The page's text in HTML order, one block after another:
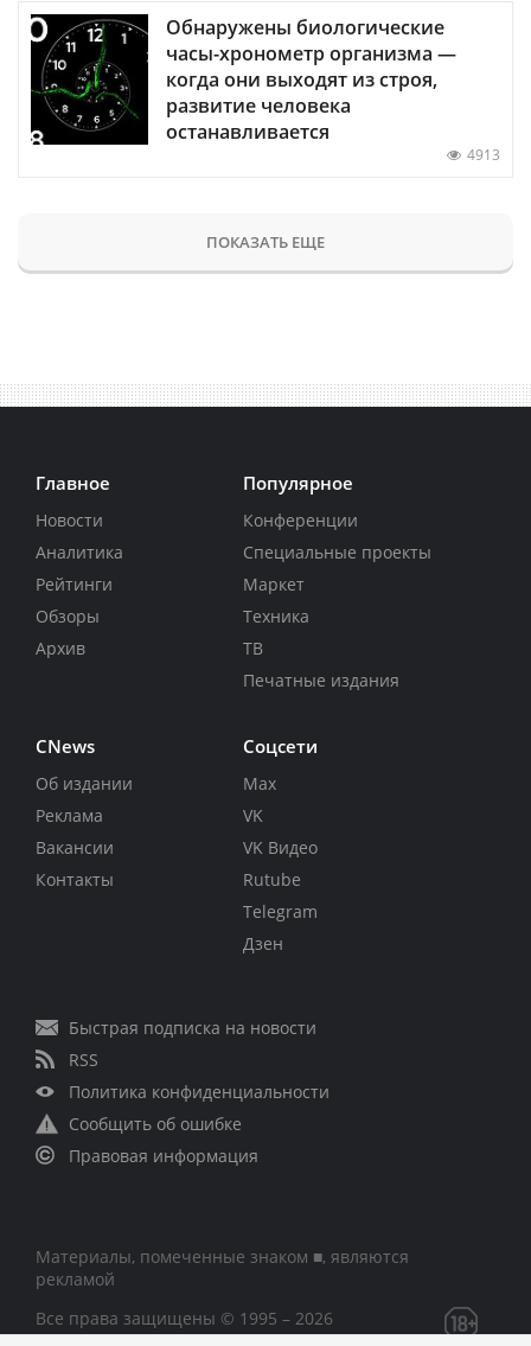
Обнаружены биологические
часы-хронометр организма —
когда они выходят из строя,
развитие человека
останавливается
4913
ПОКАЗАТЬ ЕЩЕ
Главное
Новости
Аналитика
Рейтинги
Обзоры
Архив
Популярное
Конференции
Специальные проекты
Маркет
Техника
ТВ
Печатные издания
CNews
Об издании
Реклама
Вакансии
Контакты
Соцсети
Max
VK
VK Видео
Rutube
Telegram
Дзен
Быстрая подписка на новости
RSS
Политика конфиденциальности
Сообщить об ошибке
Правовая информация
Материалы, помеченные знаком ■, являются
рекламой
Все права защищены © 1995 – 2026